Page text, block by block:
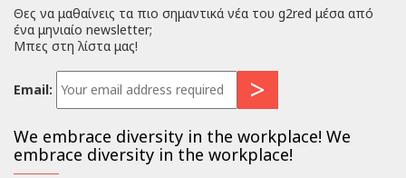
Θες να μαθαίνεις τα πιο σημαντικά νέα του g2red μέσα από
ένα μηνιαίο newsletter;
Μπες στη λίστα μας!
Email:
We embrace diversity in the workplace! We
embrace diversity in the workplace!